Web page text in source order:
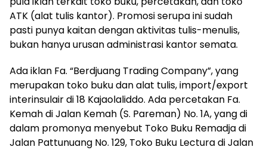
ATK (alat tulis kantor). Promosi serupa ini sudah
pasti punya kaitan dengan aktivitas tulis-menulis,
bukan hanya urusan administrasi kantor semata.
Ada iklan Fa. “Berdjuang Trading Company”, yang
merupakan toko buku dan alat tulis, import/export
interinsulair di 18 Kajaolaliddo. Ada percetakan Fa.
Kemah di Jalan Kemah (S. Pareman) No. 1A, yang di
dalam promonya menyebut Toko Buku Remadja di
Jalan Pattunuang No. 129, Toko Buku Lectura di Jalan